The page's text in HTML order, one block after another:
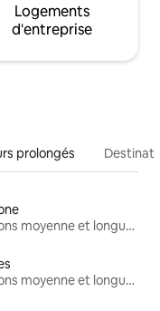
Logements
d'entreprise
prolongés
Locations moyenne et longue durée
Locations moyenne et longue durée